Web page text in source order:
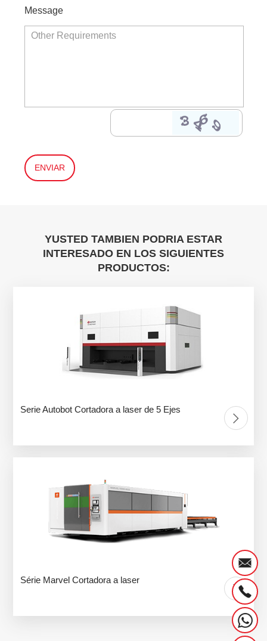
Message
YUSTED TAMBIEN PODRIA ESTAR
INTERESADO EN LOS SIGUIENTES
PRODUCTOS:
Serie Autobot Cortadora a laser de 5 Ejes
Série Marvel Cortadora a laser